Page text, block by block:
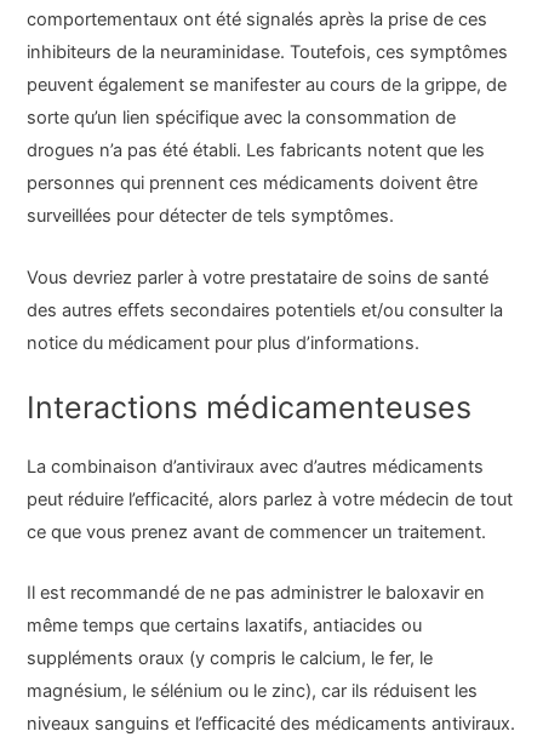
comportementaux ont été signalés après la prise de ces
inhibiteurs de la neuraminidase. Toutefois, ces symptômes
peuvent également se manifester au cours de la grippe, de
sorte qu’un lien spécifique avec la consommation de
drogues n’a pas été établi. Les fabricants notent que les
personnes qui prennent ces médicaments doivent être
surveillées pour détecter de tels symptômes.
Vous devriez parler à votre prestataire de soins de santé
des autres effets secondaires potentiels et/ou consulter la
notice du médicament pour plus d’informations.
Interactions médicamenteuses
La combinaison d’antiviraux avec d’autres médicaments
peut réduire l’efficacité, alors parlez à votre médecin de tout
ce que vous prenez avant de commencer un traitement.
Il est recommandé de ne pas administrer le baloxavir en
même temps que certains laxatifs, antiacides ou
suppléments oraux (y compris le calcium, le fer, le
magnésium, le sélénium ou le zinc), car ils réduisent les
niveaux sanguins et l’efficacité des médicaments antiviraux.